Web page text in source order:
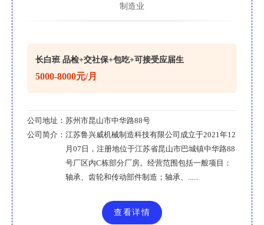
制造业
长白班 品检+交社保+包吃+可接受应届生
5000-8000元/月
公司地址： 苏州市昆山市中华路88号
公司简介： 江苏鲁兴威机械制造科技有限公司成立于2021年12
月07日，注册地位于江苏省昆山市巴城镇中华路88
号厂区内C栋部分厂房。经营范围包括一般项目：
轴承、齿轮和传动部件制造；轴承、......
查看详情